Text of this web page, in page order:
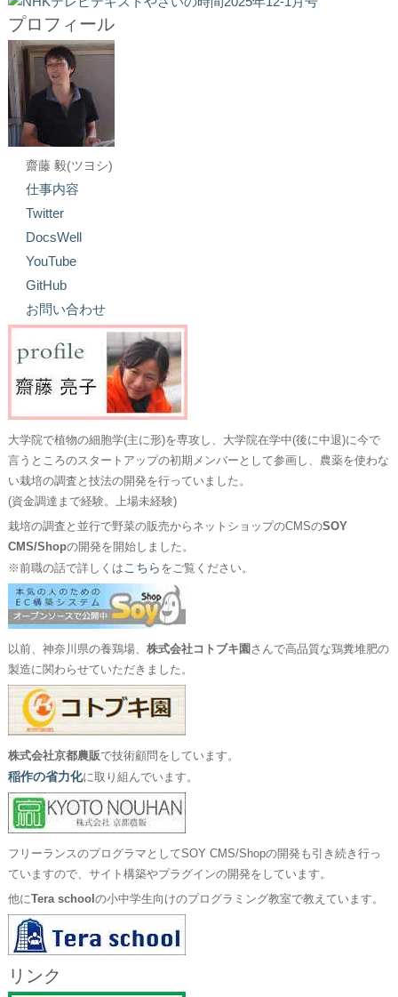
プロフィール
齋藤 毅(ツヨシ)
仕事内容
Twitter
DocsWell
YouTube
GitHub
お問い合わせ
大学院で植物の細胞学(主に形)を専攻し、大学院在学中(後に中退)に今で
言うところのスタートアップの初期メンバーとして参画し、農薬を使わな
い栽培の調査と技法の開発を行っていました。
(資金調達まで経験。上場未経験)
栽培の調査と並行で野菜の販売からネットショップのCMSのSOY
CMS/Shopの開発を開始しました。
※前職の話で詳しくはこちら をご覧ください。
以前、神奈川県の養鶏場、 株式会社コトブキ園 さんで高品質な鶏糞堆肥の
製造に関わらせていただきました。
株式会社京都農販で技術顧問をしています。
稲作の省力化に取り組んでいます。
フリーランスのプログラマとしてSOY CMS/Shopの開発も引き続き行っ
ていますので、サイト構築やプラグインの開発をしています。
他にTera school の小中学生向けのプログラミング教室で教えています。
リンク